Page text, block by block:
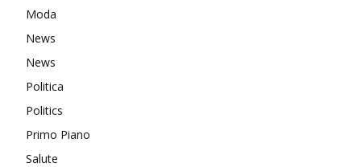
Moda
News
News
Politica
Politics
Primo Piano
Salute